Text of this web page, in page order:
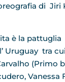
di Jiri
è la
Uruguay tra cui
(Primo